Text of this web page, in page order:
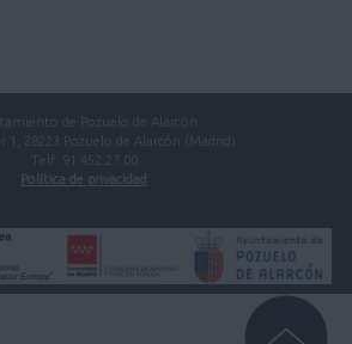
de Pozuelo de Alarcón.
1, 28223 Pozuelo de Alarcón (Madrid)
Telf. 91 452 27 00
Política de privacidad